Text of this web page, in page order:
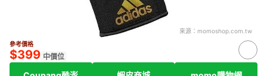
來源： momoshop.com.tw
參考價格
$399 中價位